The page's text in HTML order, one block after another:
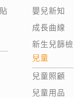
嬰兒新知
成長曲線
新生兒篩檢
兒童
兒童照顧
兒童用品